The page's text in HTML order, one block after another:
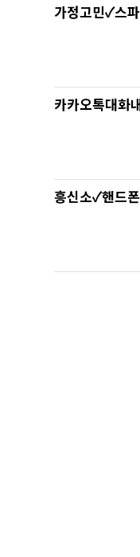
가정고민✓스
카카오톡대화